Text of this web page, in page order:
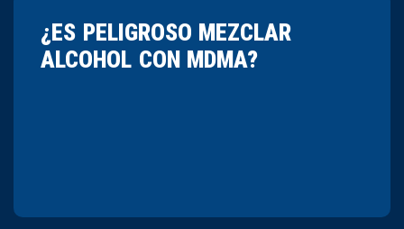
¿ES PELIGROSO MEZCLAR
ALCOHOL CON MDMA?